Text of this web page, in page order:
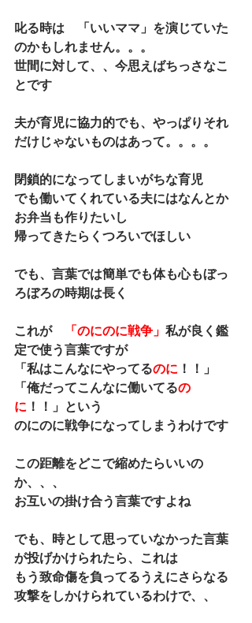
叱る時は　「いいママ」を演じていた
のかもしれません。。。
世間に対して、、今思えばちっさなこ
とです
夫が育児に協力的でも、やっぱりそれ
だけじゃないものはあって。。。。
閉鎖的になってしまいがちな育児
でも働いてくれている夫にはなんとか
お弁当も作りたいし
帰ってきたらくつろいでほしい
でも、言葉では簡単でも体も心もぼっ
ろぼろの時期は長く
これが 「のにのに戦争」 私が良く鑑
定で使う言葉ですが
「私はこんなにやってるのに ！！」
「俺だってこんなに働いてるの
に ！！」という
のにのに戦争になってしまうわけです
この距離をどこで縮めたらいいの
か、、、
お互いの掛け合う言葉ですよね
でも、時として思っていなかった言葉
が投げかけられたら、これは
もう致命傷を負ってるうえにさらなる
攻撃をしかけられているわけで、、